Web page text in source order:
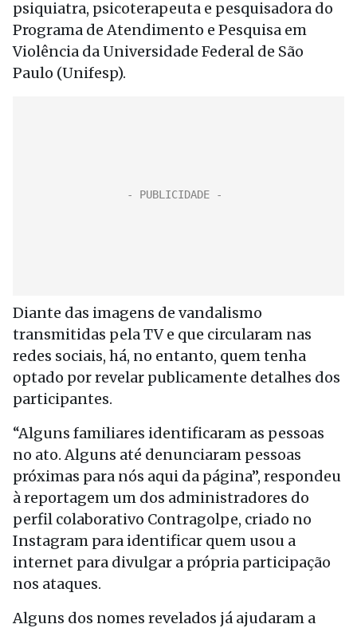
psiquiatra, psicoterapeuta e pesquisadora do
Programa de Atendimento e Pesquisa em
Violência da Universidade Federal de São
Paulo (Unifesp).
Diante das imagens de vandalismo
transmitidas pela TV e que circularam nas
redes sociais, há, no entanto, quem tenha
optado por revelar publicamente detalhes dos
participantes.
“Alguns familiares identificaram as pessoas
no ato. Alguns até denunciaram pessoas
próximas para nós aqui da página”, respondeu
à reportagem um dos administradores do
perfil colaborativo Contragolpe, criado no
Instagram para identificar quem usou a
internet para divulgar a própria participação
nos ataques.
Alguns dos nomes revelados já ajudaram a